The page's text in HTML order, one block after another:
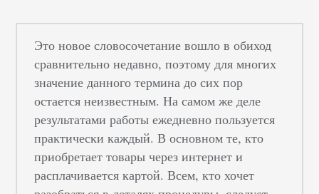
Это новое словосочетание вошло в обиход
сравнительно недавно, поэтому для многих
значение данного термина до сих пор
остается неизвестным. На самом же деле
результатами работы ежедневно пользуется
практически каждый. В основном те, кто
приобретает товары через интернет и
расплачивается картой. Всем, кто хочет